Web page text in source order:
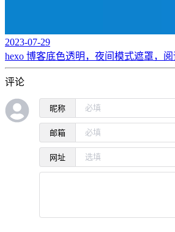
2023-07-29
hexo 博客底色透明，夜间模式遮罩，
评论
昵称
邮箱
网址